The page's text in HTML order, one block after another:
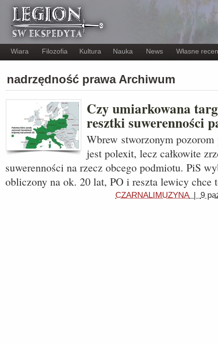
Wiara Filozofia Kultura Nauka News Własne
nadrzędność prawa Archiwum
Czy umiarkowana
resztki suwerenności
Wbrew stworzonym
jest polexit, lecz całkowite
suwerenności na rzecz obcego podmiotu. PiS
obliczony na ok. 20 lat, PO i reszta lewicy
CZARNALIMUZYNA| 9